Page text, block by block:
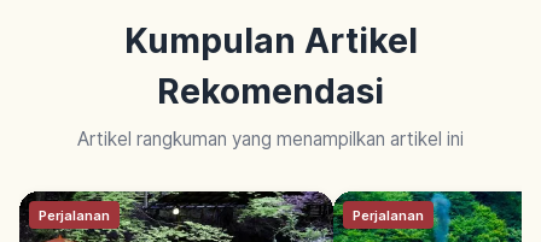
Kumpulan Artikel
Rekomendasi
Artikel rangkuman yang menampilkan artikel ini
Perjalanan Perjalanan